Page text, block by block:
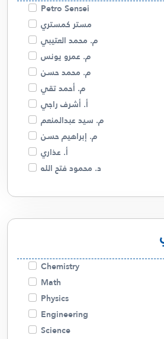
Petro Sensei
مستر كمستري
م. محمد العتيبي
م. عمرو يونس
م. محمد حسن
م. أحمد تقي
أ. أشرف راجي
م. سيد عبدالمنعم
م. إبراهيم حسن
أ. عذاري
د. محمود فتح الله
د. أمل السيد
م. مريم الجدحي
م. عمرو كسبه
أ. سالم الشمري
أ. أسامة شاهين
م. زينب
أ . منار
Chemistry
Math
Physics
Engineering
Science